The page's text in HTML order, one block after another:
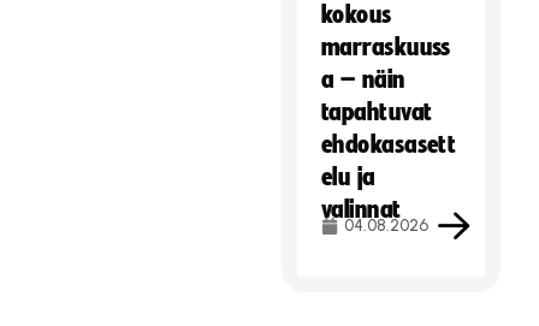
kokous
marraskuuss
a – näin
tapahtuvat
ehdokasasett
elu ja
valinnat
04.08.2026